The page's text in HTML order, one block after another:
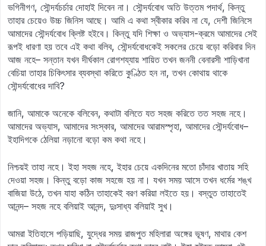
ভগিনীগণ, সৌন্দর্যচর্চার দোহাই দিবেন না। সৌন্দর্যবোধ অতি উত্তম পদার্থ, কিন্তু
তাহার চেয়েও উচ্চ জিনিস আছে। আমি এ কথা স্বীকার করিব না যে, দেশী জিনিসে
আমাদের সৌন্দর্যবোধ ক্লিষ্ট হইবে। কিন্তু যদি শিক্ষা ও অভ্যাস-ক্রমে আমাদের সেই
রূপই ধারণা হয় তবে এই কথা বলিব, সৌন্দর্যবোধকেই সকলের চেয়ে বড়ো করিবার দিন
আজ নহে– সন্তান যখন দীর্ঘকাল রোগশয্যায় শায়িত তখন জননী বেনারসী শাড়িখানা
বেচিয়া তাহার চিকিৎসার ব্যবস্থা করিতে কুণ্ঠিত হন না, তখন কোথায় থাকে
সৌন্দর্যবোধের দাবি?
জানি, আমাকে অনেকে বলিবেন, কথাটা বলিতে যত সহজ করিতে তত সহজ নহে।
আমাদের অভ্যাস, আমাদের সংস্কার, আমাদের আরামস্পৃহা, আমাদের সৌন্দর্যবোধ–
ইহাদিগকে ঠেলিয়া নড়ানো বড়ো কম কথা নহে।
নিশ্চয়ই তাহা নহে। ইহা সহজ নহে, ইহার চেয়ে একদিনের মতো চাঁদার খাতায় সহি
দেওয়া সহজ। কিন্তু বড়ো কাজ সহজে হয় না। যখন সময় আসে তখন ধর্মের শঙ্খ
বাজিয়া উঠে, তখন যাহা কঠিন তাহাকেই বরণ করিয়া লইতে হয়। বস্তুত তাহাতেই
আনন্দ– সহজ নহে বলিয়াই আনন্দ, দুঃসাধ্য বলিয়াই সুখ।
আমরা ইতিহাসে পড়িয়াছি, যুদ্ধের সময় রাজপুত মহিলারা অঙ্গের ভূষণ, মাথার কেশ